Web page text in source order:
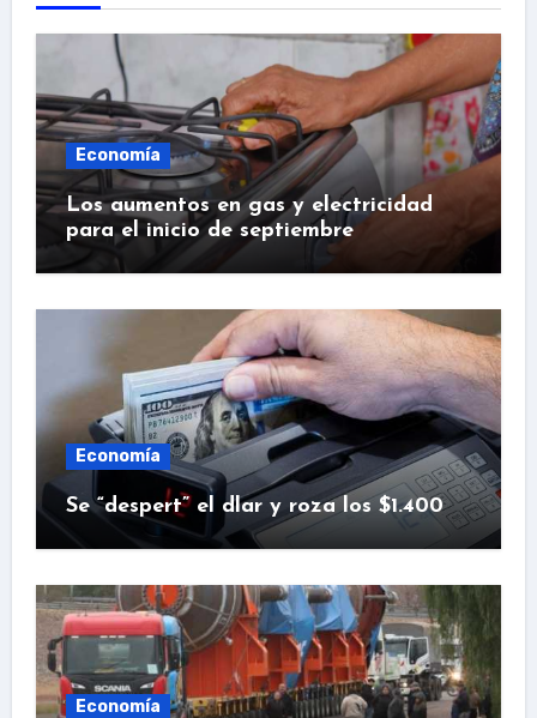
Economía
Los aumentos en gas y electricidad
para el inicio de septiembre
Economía
Se “despert” el dlar y roza los $1.400
Economía